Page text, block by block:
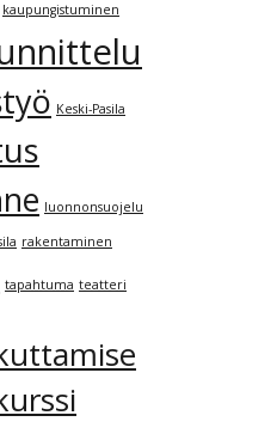
kaupungistuminen
Keski-Pasila
luonnonsuojelu
rakentaminen
tapahtuma teatteri